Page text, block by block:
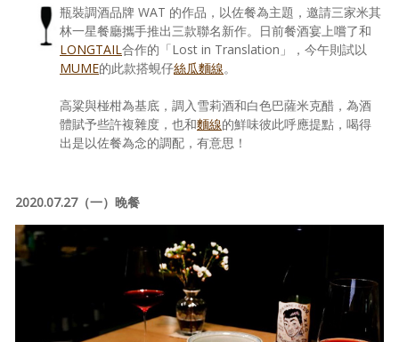
瓶裝調酒品牌 WAT 的作品，以佐餐為主題，邀請三家米其
林一星餐廳攜手推出三款聯名新作。日前餐酒宴上嚐了和
LONGTAIL合作的「Lost in Translation」，今午則試以
MUME的此款搭蜆仔絲瓜麵線。
高粱與椪柑為基底，調入雪莉酒和白色巴薩米克醋，為酒
體賦予些許複雜度，也和麵線的鮮味彼此呼應提點，喝得
出是以佐餐為念的調配，有意思！
2020.07.27（一）晚餐